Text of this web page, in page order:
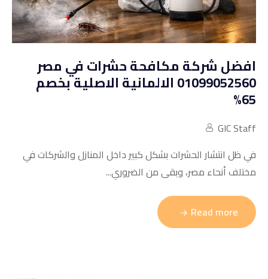
افضل شركة مكافحة حشرات في مصر
01099052560 الالمانية الاصلية بخصم
65%
GIC Staff
في ظل انتشار الحشرات بشكل كبير داخل المنازل والشركات في
مختلف أنحاء مصر، وبقى من الضروري...
Read more